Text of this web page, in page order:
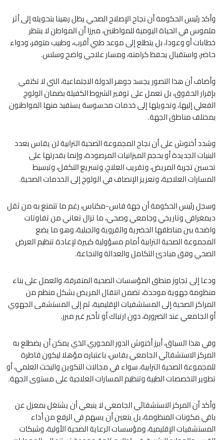
وأكد رئيس الحكومة أن نجاح الإصلاح الصحي يظل رهينا بتحويله إلى أثر
ملموس في الحياة اليومية للمواطنين، مبرزا أن المواطن لا ينتظر
خطابات أو وعودا، بل يتطلع إلى موعد طبي أقرب، وطبيب متوفر، ودواء
حاضر، واستقبال يحفظ كرامته، ومسار علاجي واضح وسلس.
وأضاف أن هذا التصور يجسد جوهر الدولة الاجتماعية، التي لا تكتفي
بإقرار الحقوق، بل تعمل على توفير الشروط الكفيلة بضمان الولوج
الفعلي إليها، وتحويلها إلى خدمات محسوسة يستفيد منها المواطنون
بمختلف مناطق الجهة.
وشدد أخنوش على أن نجاح المجموعة الصحية الترابية لن يقاس بعدد
البنيات الجديدة أو بحجم الميزانيات المرصودة، وإنما بقدرتها على
تحسين تجربة المريض، وتقريب العلاج، وتسريع التكفل، وتبسيط
المسارات العلاجية، وتعزيز الإنصاف في الولوج إلى الخدمات الصحية.
وسجل رئيس الحكومة أن جهة فاس-مكناس، رغم ما تتمتع به من ثقل
ديمغرافي وتاريخي وجامعي وصحي، ما تزال تعاني من تفاوتات
واضحة بين مناطقها الحضرية والقروية والجبلية، وهو ما يضع
المجموعة الصحية الترابية أمام مسؤولية كبيرة لإعادة تنظيم العرض
الصحي وفق مبادئ التكامل والعدالة والنجاعة.
ودعا إلى تجاوز منطق المؤسسات الصحية المتفرقة، والعمل على بناء
منظومة جهوية موحدة، تضمن انتقال المريض بشكل منظم من
المراكز الصحية إلى المستشفيات الإقليمية، ثم إلى المستشفى الجهوي
أو الجامعي عند الضرورة، دون ارتباك أو تأخير غير مبرر.
وفي هذا السياق، أبرز أخنوش الدور المحوري الذي يمكن أن يضطلع به
المركز الاستشفائي الجامعي بفاس، باعتباره مؤهلا ليكون قاطرة
للمجموعة الصحية الترابية، سواء في مجالات التكوين والبحث العلمي، أو
تطوير التخصصات الطبية وتنظيم المسارات العلاجية على مستوى الجهة.
وأكد أن المركز الاستشفائي الجامعي لا ينبغي أن يشتغل بمعزل عن
باقي مكونات المنظومة، بل يتعين أن يسهم في الرفع من أداء
المستشفيات الإقليمية، ومؤسسات الرعاية الصحية الأولية، وشبكات